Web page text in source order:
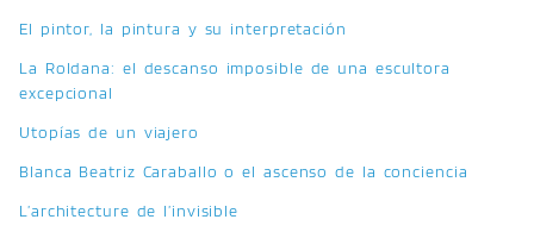
El pintor, la pintura y su interpretación
La Roldana: el descanso imposible de una escultora
excepcional
Utopías de un viajero
Blanca Beatriz Caraballo o el ascenso de la conciencia
L’architecture de l’invisible